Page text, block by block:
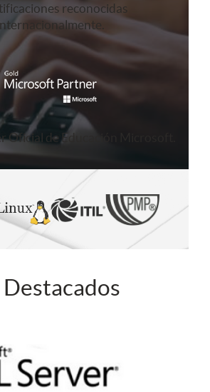
reconocidas
Oficial de Educación Microsoft.